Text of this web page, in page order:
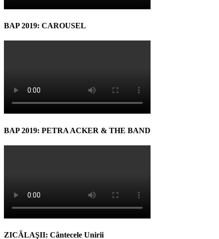
BAP 2019: CAROUSEL
BAP 2019: PETRA ACKER & THE BAND
ZICĂLAŞII: Cântecele Unirii